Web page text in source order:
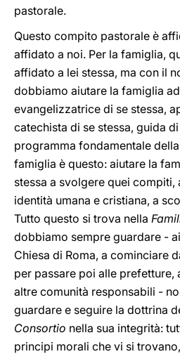
pastorale.
Questo compito pastorale è
affidato a noi. Per la famiglia,
affidato a lei stessa, ma con il
dobbiamo aiutare la famiglia
evangelizzatrice di se stessa,
catechista di se stessa, guida di
programma fondamentale
famiglia è questo: aiutare la
stessa a svolgere quei compiti,
identità umana e cristiana, a
Tutto questo si trova nella
dobbiamo sempre guardare -
Chiesa di Roma, a cominciare
per passare poi alle prefetture,
altre comunità responsabili -
guardare e seguire la dottrina
Consortio nella sua integrità:
principi morali che vi si